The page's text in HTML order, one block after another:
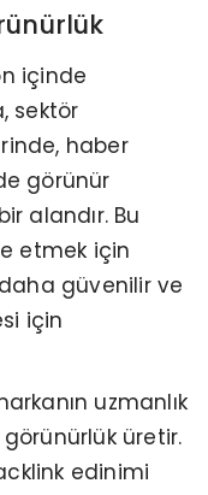
içinde
sektör
haber
görünür
alandır. Bu
etmek için
güvenilir ve
için
uzmanlık
üretir.
edinimi